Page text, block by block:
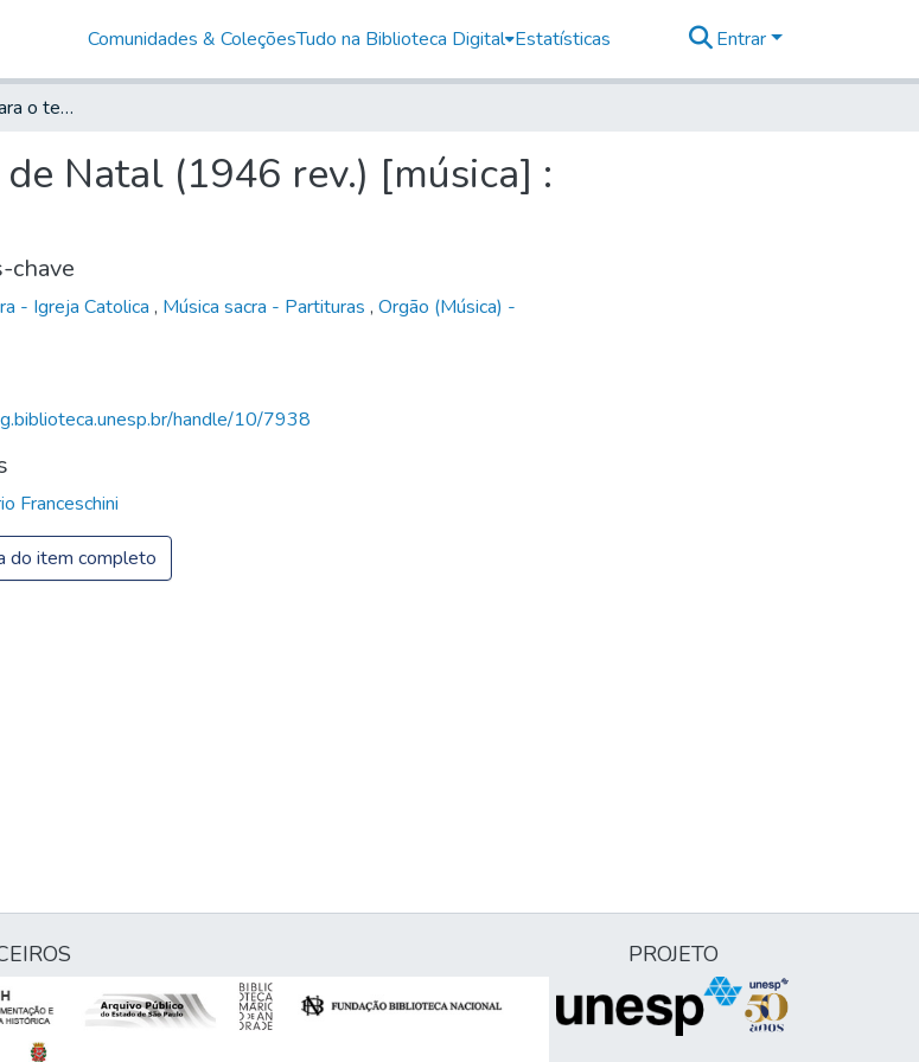
Comunidades & ColeçõesTudo na Biblioteca Digital Estatísticas Entrar
Pequeno trecho para o tempo de Natal (1946 rev.) [música] : [manuscrito] para orgão
Natal (1946 rev.) [música] :
chave
- Igreja Catolica , Música sacra - Partituras , Orgão (Música) -
handle/10/7938
Franceschini
do item completo
PROJETO